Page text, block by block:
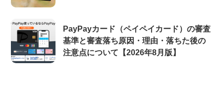
PayPayカード（ペイペイカード）の審査
基準と審査落ち原因・理由・落ちた後の
注意点について【2026年8月版】